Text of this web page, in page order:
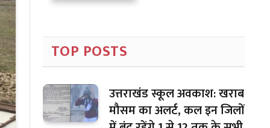
TOP POSTS
उत्तराखंड स्कूल अवकाश: खराब
मौसम का अलर्ट, कल इन जिलों